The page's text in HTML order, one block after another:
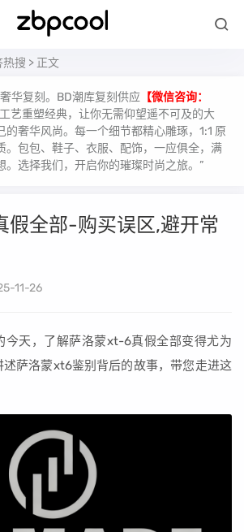
热搜 > 正文
华复刻。BD潮库复刻供应 【微信咨询：
艺重塑经典，让你无需仰望遥不可及的大
的奢华风尚。每一个细节都精心雕琢，1:1 原
。包包、鞋子、衣服、配饰，一应俱全，满
。选择我们，开启你的璀璨时尚之旅。”
全部-购买误区,避开常
11-26
今天，了解萨洛蒙xt-6真假全部变得尤为
述萨洛蒙xt6鉴别背后的故事，带您走进这